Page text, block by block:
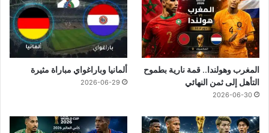
المغرب وهولندا.. قمة نارية بطموح
التأهل إلى ثمن النهائي
2026-06-30
ألمانيا وباراغواي مباراة مثيرة
2026-06-29